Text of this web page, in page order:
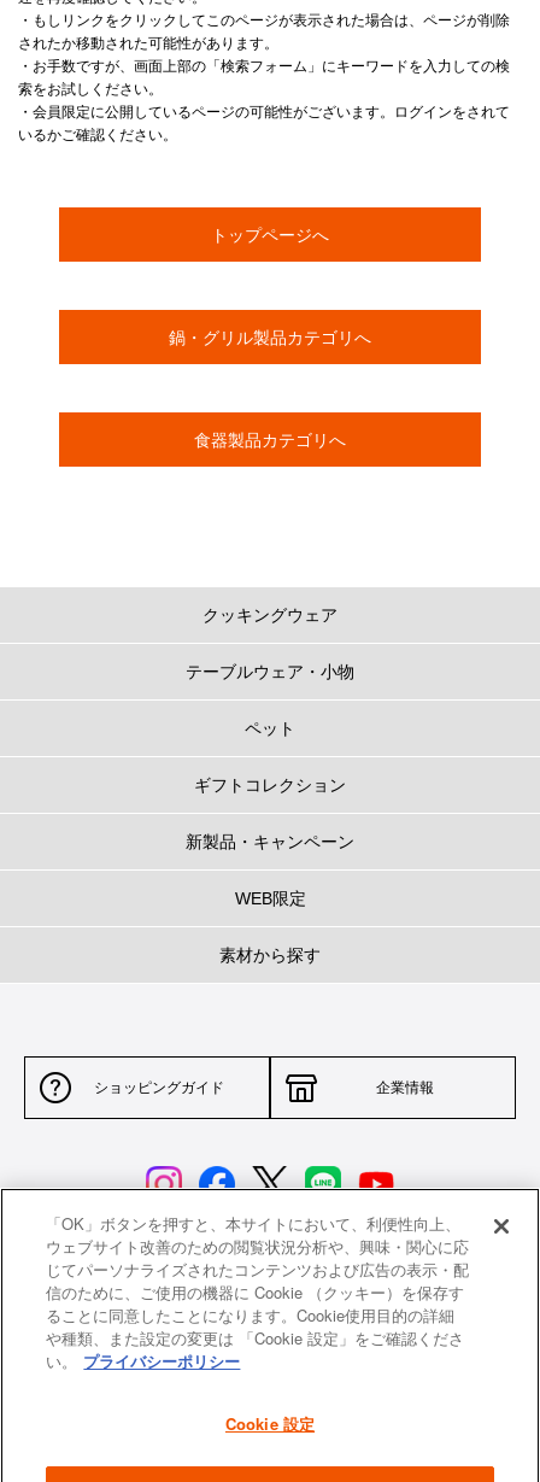
・もしリンクをクリックしてこのページが表示された場合は、ページが削除
されたか移動された可能性があります。
・お手数ですが、画面上部の「検索フォーム」にキーワードを入力しての検
索をお試しください。
・会員限定に公開しているページの可能性がございます。ログインをされて
いるかご確認ください。
トップページへ
鍋・グリル製品カテゴリへ
食器製品カテゴリへ
クッキングウェア
テーブルウェア・小物
ペット
ギフトコレクション
新製品・キャンペーン
WEB限定
素材から探す
ショッピングガイド 企業情報
サイトポリシー 特定商取引法に基づく表示
並行輸入品について 個人情報保護方針
返品について
よくあるご質問 お問い合わせ
「OK」ボタンを押すと、本サイトにおいて、利便性向上、
ウェブサイト改善のための閲覧状況分析や、興味・関心に応
じてパーソナライズされたコンテンツおよび広告の表示・配
信のために、ご使用の機器に Cookie （クッキー）を保存す
ることに同意したことになります。Cookie使用目的の詳細
や種類、また設定の変更は 「Cookie 設定」をご確認くださ
い。
プライバシーポリシー
Cookie 設定